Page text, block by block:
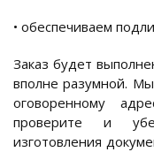
• обеспечиваем
Заказ будет
вполне разумной.
оговоренному
проверите и
изготовления